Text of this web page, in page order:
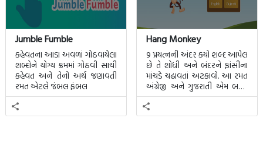
Jumble Fumble
કહેવતના આડા અવળાં ગોઠવાયેલા
શબ્દોને યોગ્ય ક્રમમાં ગોઠવી સાચી
કહેવત અને તેનો અર્થ જણાવતી
રમત એટલે જંબલ ફંબલ
Hang Monkey
9 પ્રયત્નની અંદર કયો શબ્દ આપેલ
છે તે શોધી અને બંદરને ફાંસીના
માંચડે ચઢાવતાં અટકાવો. આ રમત
અંગ્રેજી અને ગુજરાતી એમ બન્ને
ભાષા માટે રમી શકાશે.